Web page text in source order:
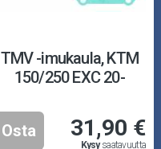
TMV -imukaula, KTM
150/250 EXC 20-
Osta 31,90 €
Kysysaatavuutta